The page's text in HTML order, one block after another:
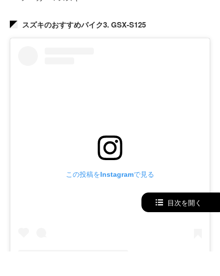
スズキのおすすめバイク3. GSX-S125
この投稿をInstagramで見る
目次を開く